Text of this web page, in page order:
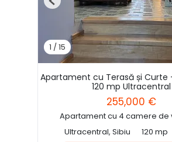
1 /15
Previous
Apartament cu Terasă și Curte
120 mp Ultracentral
255,000 €
Apartament cu 4 camere de
Ultracentral, Sibiu
120 mp